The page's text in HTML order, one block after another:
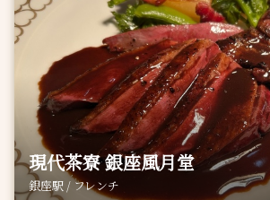
現代茶寮 銀座風月堂
銀座駅 / フレンチ